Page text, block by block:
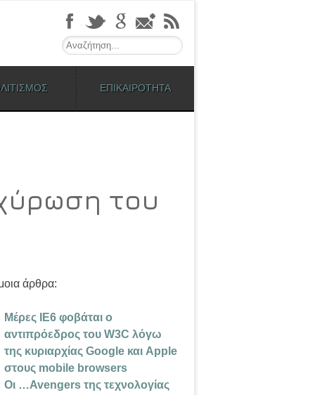
Search
ΕΠΙΚΑΙΡΟΤΗΤΑ
του
άρθρα:
Μέρες IE6 φοβάται ο
αντιπρόεδρος του W3C λόγω
της κυριαρχίας Google και Apple
στους mobile browsers
Οι …Avengers της τεχνολογίας